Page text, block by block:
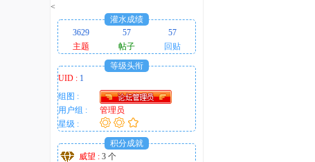
！
<
灌水成绩
3629
57
57
主题
帖子
回贴
等级头衔
UID : 1
组图 :
用户组 :
管理员
星级 :
积分成就
威望 : 3 个